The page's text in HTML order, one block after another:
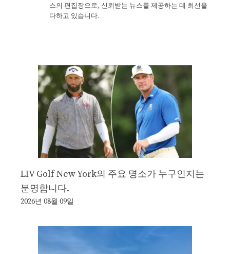
스의 편집장으로, 신뢰받는 뉴스를 제공하는 데 최선을
다하고 있습니다.
LIV Golf New York의 주요 명소가 누구인지는
분명합니다.
2026년 08월 09일